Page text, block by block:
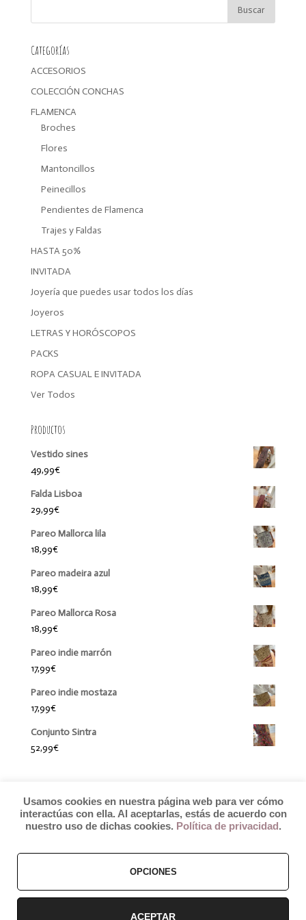
Categorías
ACCESORIOS
COLECCIÓN CONCHAS
FLAMENCA
Broches
Flores
Mantoncillos
Peinecillos
Pendientes de Flamenca
Trajes y Faldas
HASTA 50%
INVITADA
Joyería que puedes usar todos los días
Joyeros
LETRAS Y HORÓSCOPOS
PACKS
ROPA CASUAL E INVITADA
Ver Todos
Productos
Vestido sines
49,99€
Falda Lisboa
29,99€
Pareo Mallorca lila
18,99€
Pareo madeira azul
18,99€
Pareo Mallorca Rosa
18,99€
Pareo indie marrón
17,99€
Pareo indie mostaza
17,99€
Conjunto Sintra
52,99€
© 2019 by Débora Colette
Términos y Condiciones Cambios y Devoluciones
Usamos cookies en nuestra página web para ver cómo
interactúas con ella. Al aceptarlas, estás de acuerdo con
nuestro uso de dichas cookies. Política de privacidad .
OPCIONES
ACEPTAR